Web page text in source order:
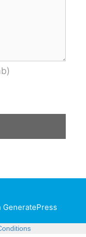
GeneratePress